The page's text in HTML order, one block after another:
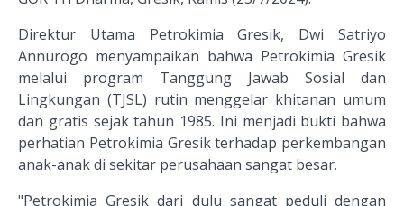
Direktur Utama Petrokimia Gresik, Dwi Satriyo
Annurogo menyampaikan bahwa Petrokimia Gresik
melalui program Tanggung Jawab Sosial dan
Lingkungan (TJSL) rutin menggelar khitanan umum
dan gratis sejak tahun 1985. Ini menjadi bukti bahwa
perhatian Petrokimia Gresik terhadap perkembangan
anak-anak di sekitar perusahaan sangat besar.
"Petrokimia Gresik dari dulu sangat peduli dengan